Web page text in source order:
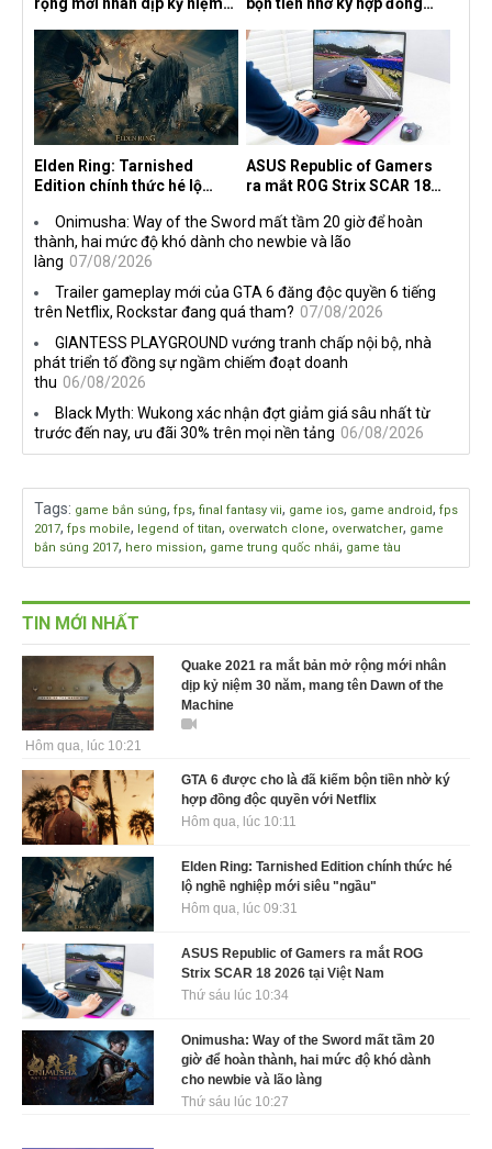
rộng mới nhân dịp kỷ niệm
the Machine
bộn tiền nhờ ký hợp đồng
Elden Ring: Tarnished
Edition chính thức hé lộ
ASUS Republic of Gamers
ra mắt ROG Strix SCAR 18
Onimusha: Way of the Sword mất tầm 20 giờ để hoàn
thành, hai mức độ khó dành cho newbie và lão
làng 07/08/2026
Trailer gameplay mới của GTA 6 đăng độc quyền 6 tiếng
trên Netflix, Rockstar đang quá tham? 07/08/2026
GIANTESS PLAYGROUND vướng tranh chấp nội bộ, nhà
phát triển tố đồng sự ngầm chiếm đoạt doanh
thu 06/08/2026
Black Myth: Wukong xác nhận đợt giảm giá sâu nhất từ
trước đến nay, ưu đãi 30% trên mọi nền tảng 06/08/2026
Tags: game bắn súng, fps, final fantasy vii, game ios, game android, fps
2017, fps mobile, legend of titan, overwatch clone, overwatcher, game
bắn súng 2017, hero mission, game trung quốc nhái, game tàu
TIN MỚI NHẤT
Quake 2021 ra mắt bản mở rộng mới nhân
dịp kỷ niệm 30 năm, mang tên Dawn of the
Machine
Hôm qua, lúc 10:21
GTA 6 được cho là đã kiếm bộn tiền nhờ ký
hợp đồng độc quyền với Netflix
Hôm qua, lúc 10:11
Elden Ring: Tarnished Edition chính thức hé
lộ nghề nghiệp mới siêu "ngầu"
Hôm qua, lúc 09:31
ASUS Republic of Gamers ra mắt ROG
Strix SCAR 18 2026 tại Việt Nam
Thứ sáu lúc 10:34
Onimusha: Way of the Sword mất tầm 20
giờ để hoàn thành, hai mức độ khó dành
cho newbie và lão làng
Thứ sáu lúc 10:27